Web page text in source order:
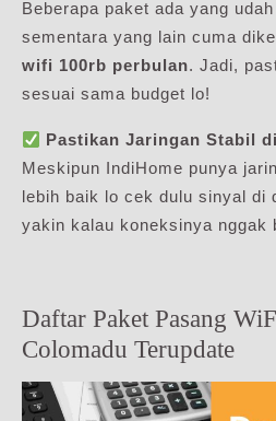
Beberapa paket ada yang
sementara yang lain cuma
wifi 100rb perbulan. Jadi,
sesuai sama budget lo!
Pastikan Jaringan Stabil
Meskipun IndiHome punya
lebih baik lo cek dulu sinyal di
yakin kalau koneksinya nggak
Daftar Paket Pasang
Colomadu Terupdate